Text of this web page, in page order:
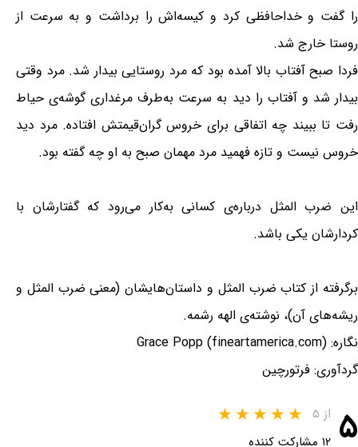
را گفت و خداحافظی کرد و کیسه‌اش را برداشت و به سرعت از
روستا خارج شد.
فردا صبح آفتاب بالا آمده بود که مرد روستایی بیدار شد. مرد وقتی
بیدار شد و آفتاب را دید به سرعت به‌طرف مرغداری گوشه‌ی حیاط
رفت تا ببیند چه اتفاقی برای خروس گران‌قیمتش افتاده. مرد دید
خروس نیست و تازه فهمید مرد مهمان صبح به او چه گفته بود.
این ضرب المثل درباره‌ی کسانی به‌کار می‌رود که گفتارشان با
کردارشان یکی باشد.
برگرفته از کتاب ضرب المثل و داستان‌هایشان (معنی ضرب المثل و
ریشه‌های آن)، نوشته‌ی الهه رشمه.
نگاره: Grace Popp (fineartamerica.com)
گردآوری: فرتورچین
۵ از ۵
۱۲ مشارکت کننده